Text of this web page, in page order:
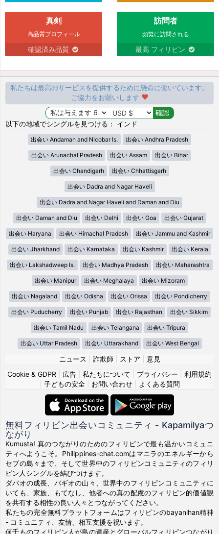
真剣
高品質プロフィール
確認済み品質
訪問者
頻繁に訪問される
最高 フィリピン
私たちは最高のサービスを提供するために懸命に働いています。
ご協力をお願いします
以下の地域でシングルを見つける： インド
出会い Andaman and Nicobar Is. 出会い Andhra Pradesh
出会い Arunachal Pradesh 出会い Assam 出会い Bihar
出会い Chandigarh 出会い Chhattisgarh
出会い Dadra and Nagar Haveli
出会い Dadra and Nagar Haveli and Daman and Diu
出会い Daman and Diu 出会い Delhi 出会い Goa 出会い Gujarat
出会い Haryana 出会い Himachal Pradesh 出会い Jammu and Kashmir
出会い Jharkhand 出会い Karnataka 出会い Kashmir 出会い Kerala
出会い Lakshadweep Is. 出会い Madhya Pradesh 出会い Maharashtra
出会い Manipur 出会い Meghalaya 出会い Mizoram
出会い Nagaland 出会い Odisha 出会い Orissa 出会い Pondicherry
出会い Puducherry 出会い Punjab 出会い Rajasthan 出会い Sikkim
出会い Tamil Nadu 出会い Telangana 出会い Tripura
出会い Uttar Pradesh 出会い Uttarakhand 出会い West Bengal
ニュース 詐欺師 ストア
意見
Cookie & GDPR
広告 私たちについて プライバシー
利用規約
子どもの安全| お問い合わせ| よくある質問
無料フィリピン出会いコミュニティ - Kapamilyaつ
ながり
Kumusta! 真のつながりのためのフィリピンで最も温かいコミュニ
ティへようこそ。Philippines-chat.comはマニラのエネルギーから
セブの島々まで、そして世界中のフィリピンコミュニティのフィリ
ピン人シングルを結びつけます。
ダバオの成長、バギオの山々、世界中のフィリピンコミュニティに
いても、家族、もてなし、他者への真の配慮のフィリピン的価値観
を共有する相性の良い人々とつながってください。
私たちの完全無料プラットフォームはフィリピンのbayanihan精神
- コミュニティ、友情、相互支援を祝います。
何千ものフィリピン人が島の遺産とグローバルフィリピンつながり